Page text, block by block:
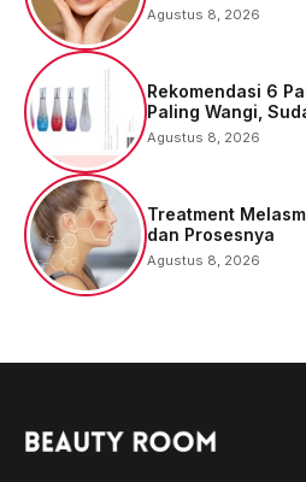
Agustus 8, 2026
Rekomendasi 6
Paling Wangi,
Agustus 8, 2026
Treatment
dan Prosesnya
Agustus 8, 2026